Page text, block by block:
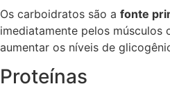
Os carboidratos são a fonte
imediatamente pelos
aumentar os níveis de
Proteínas